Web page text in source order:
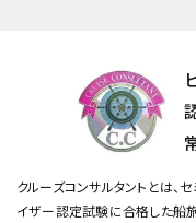
クルーズコンサルタントとは、
イザー認定試験に合格した船旅